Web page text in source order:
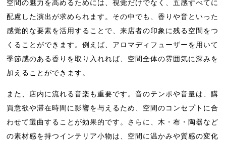
空間の魅力を高めるためには、視覚だけでなく、五感すべてに
配慮した演出が求められます。その中でも、香りや音といった
感覚的な要素を活用することで、来店者の印象に残る空間をつ
くることができます。例えば、アロマディフューザーを用いて
季節感のある香りを取り入れれば、空間全体の雰囲気に深みを
加えることができます。
また、店内に流れる音楽も重要です。音のテンポや音量は、購
買意欲や滞在時間に影響を与えるため、空間のコンセプトに合
わせて選曲することが効果的です。さらに、木・布・陶器など
の素材感を持つインテリア小物は、空間に温かみや質感の変化